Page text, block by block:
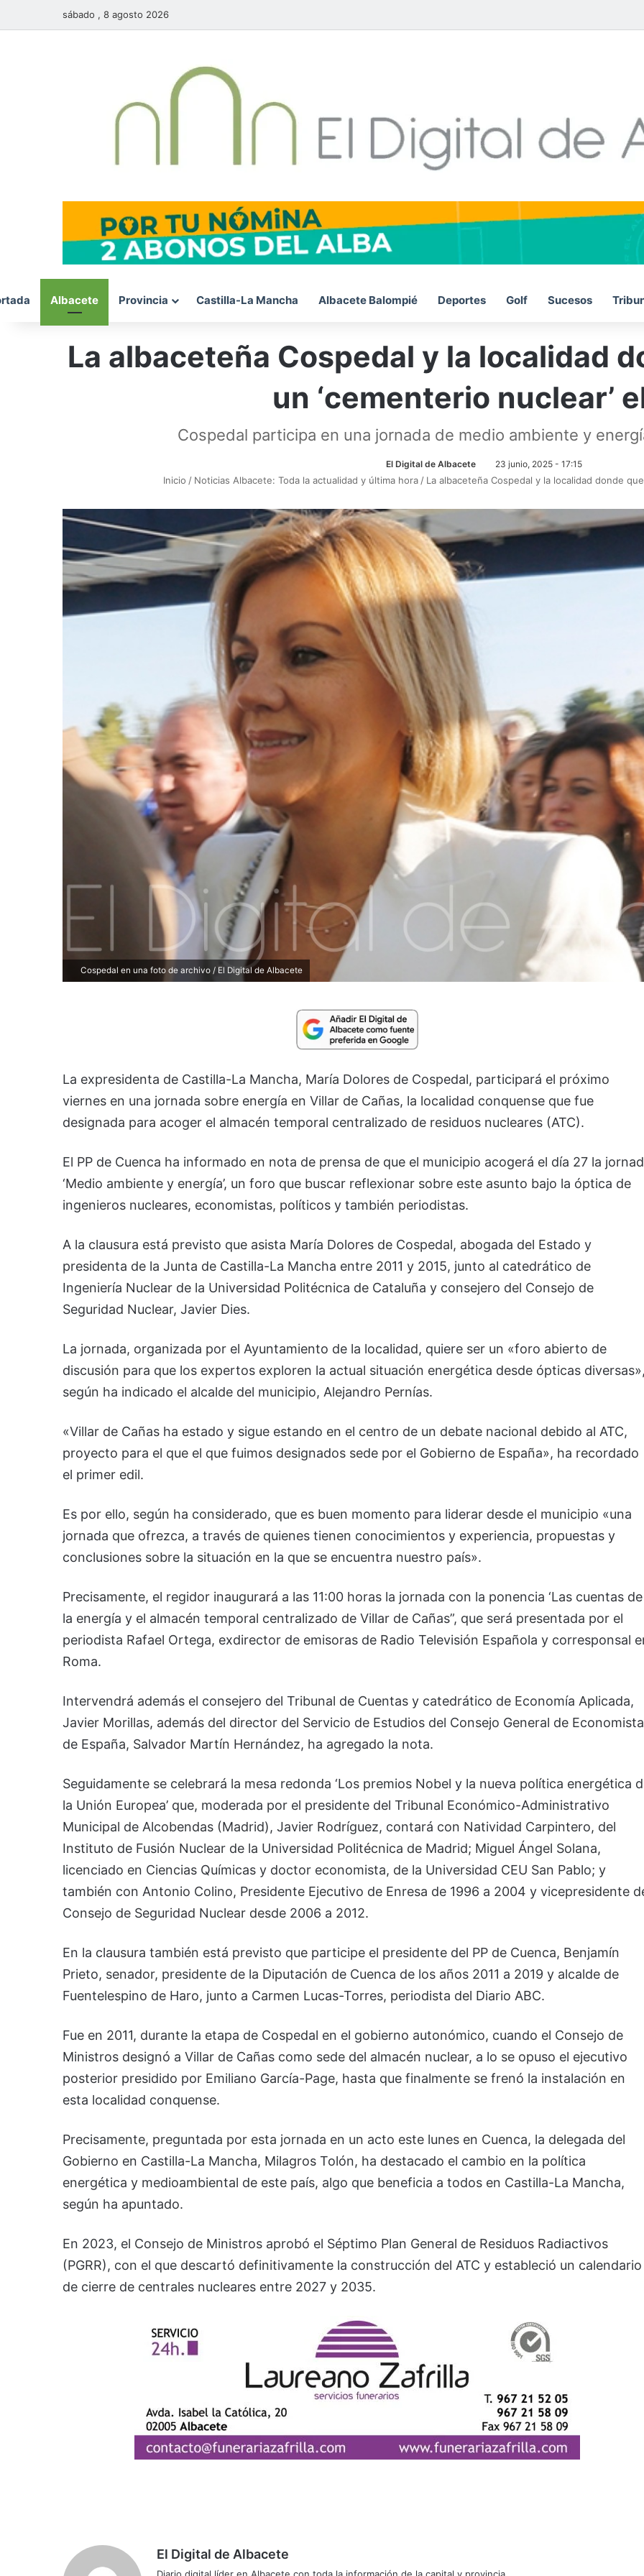
sábado , 8 agosto 2026
Albacete Provincia Castilla-La Mancha Albacete Balompié Deportes Golf Sucesos
La albaceteña Cospedal y la localidad
un ‘cementerio nuclear’
Cospedal participa en una jornada de medio ambiente y
El Digital de Albacete 23 junio, 2025 - 17:15
Inicio / Noticias Albacete: Toda la actualidad y última hora / La albaceteña Cospedal y la localidad donde
Cospedal en una foto de archivo / El Digital de Albacete
La expresidenta de Castilla-La Mancha, María Dolores de Cospedal, participará el próximo
viernes en una jornada sobre energía en Villar de Cañas, la localidad conquense que fue
designada para acoger el almacén temporal centralizado de residuos nucleares (ATC).
El PP de Cuenca ha informado en nota de prensa de que el municipio acogerá el día 27 la
‘Medio ambiente y energía’, un foro que buscar reflexionar sobre este asunto bajo la óptica de
ingenieros nucleares, economistas, políticos y también periodistas.
A la clausura está previsto que asista María Dolores de Cospedal, abogada del Estado y
presidenta de la Junta de Castilla-La Mancha entre 2011 y 2015, junto al catedrático de
Ingeniería Nuclear de la Universidad Politécnica de Cataluña y consejero del Consejo de
Seguridad Nuclear, Javier Dies.
La jornada, organizada por el Ayuntamiento de la localidad, quiere ser un «foro abierto de
discusión para que los expertos exploren la actual situación energética desde ópticas
según ha indicado el alcalde del municipio, Alejandro Pernías.
«Villar de Cañas ha estado y sigue estando en el centro de un debate nacional debido al ATC,
proyecto para el que el que fuimos designados sede por el Gobierno de España», ha recordado
el primer edil.
Es por ello, según ha considerado, que es buen momento para liderar desde el municipio «una
jornada que ofrezca, a través de quienes tienen conocimientos y experiencia, propuestas y
conclusiones sobre la situación en la que se encuentra nuestro país».
Precisamente, el regidor inaugurará a las 11:00 horas la jornada con la ponencia ‘Las cuentas de
la energía y el almacén temporal centralizado de Villar de Cañas”, que será presentada por el
periodista Rafael Ortega, exdirector de emisoras de Radio Televisión Española y corresponsal
Roma.
Intervendrá además el consejero del Tribunal de Cuentas y catedrático de Economía Aplicada,
Javier Morillas, además del director del Servicio de Estudios del Consejo General de
de España, Salvador Martín Hernández, ha agregado la nota.
Seguidamente se celebrará la mesa redonda ‘Los premios Nobel y la nueva política energética
la Unión Europea’ que, moderada por el presidente del Tribunal Económico-Administrativo
Municipal de Alcobendas (Madrid), Javier Rodríguez, contará con Natividad Carpintero, del
Instituto de Fusión Nuclear de la Universidad Politécnica de Madrid; Miguel Ángel Solana,
licenciado en Ciencias Químicas y doctor economista, de la Universidad CEU San Pablo; y
también con Antonio Colino, Presidente Ejecutivo de Enresa de 1996 a 2004 y vicepresidente
Consejo de Seguridad Nuclear desde 2006 a 2012.
En la clausura también está previsto que participe el presidente del PP de Cuenca, Benjamín
Prieto, senador, presidente de la Diputación de Cuenca de los años 2011 a 2019 y alcalde de
Fuentelespino de Haro, junto a Carmen Lucas-Torres, periodista del Diario ABC.
Fue en 2011, durante la etapa de Cospedal en el gobierno autonómico, cuando el Consejo de
Ministros designó a Villar de Cañas como sede del almacén nuclear, a lo se opuso el ejecutivo
posterior presidido por Emiliano García-Page, hasta que finalmente se frenó la instalación en
esta localidad conquense.
Precisamente, preguntada por esta jornada en un acto este lunes en Cuenca, la delegada del
Gobierno en Castilla-La Mancha, Milagros Tolón, ha destacado el cambio en la política
energética y medioambiental de este país, algo que beneficia a todos en Castilla-La Mancha,
según ha apuntado.
En 2023, el Consejo de Ministros aprobó el Séptimo Plan General de Residuos Radiactivos
(PGRR), con el que descartó definitivamente la construcción del ATC y estableció un calendario
de cierre de centrales nucleares entre 2027 y 2035.
El Digital de Albacete